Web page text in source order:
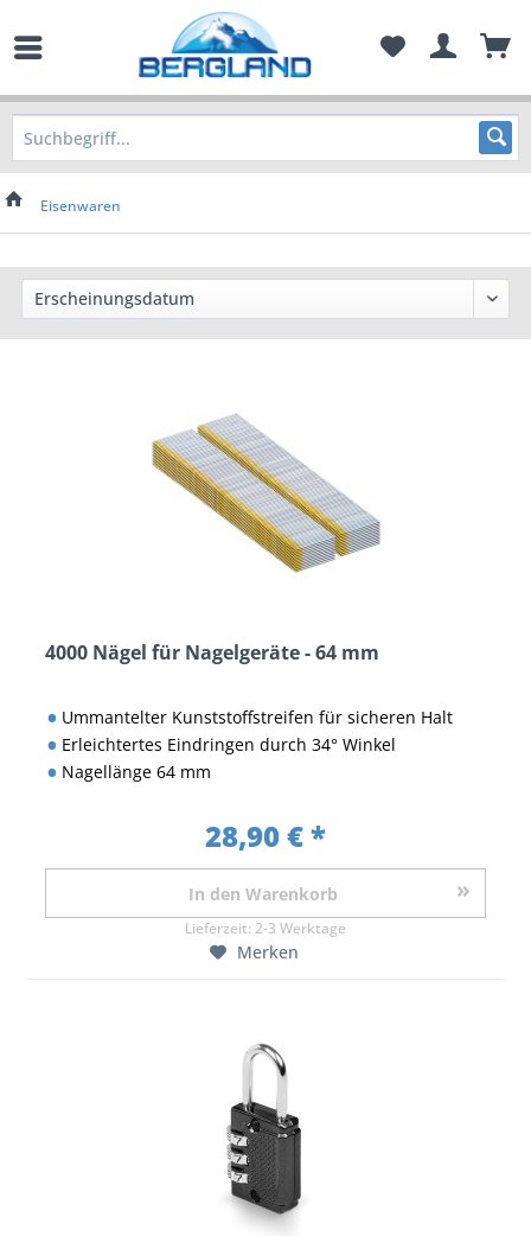
Eisenwaren
Preis
4000 Nägel für Nagelgeräte - 64 mm
Ummantelter Kunststoffstreifen für sicheren Halt
Erleichtertes Eindringen durch 34° Winkel
Nagellänge 64 mm
28,90 € *
In den Warenkorb
Lieferzeit: 2-3 Werktage
Merken